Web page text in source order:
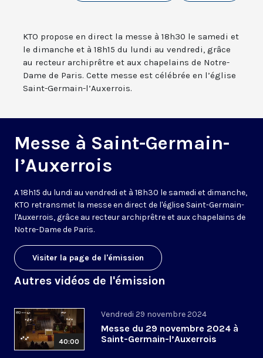
KTO propose en direct la messe à 18h30 le samedi et
le dimanche et à 18h15 du lundi au vendredi, grâce
au recteur archiprêtre et aux chapelains de Notre-
Dame de Paris. Cette messe est célébrée en l’église
Saint-Germain-l’Auxerrois.
Messe à Saint-Germain-
l’Auxerrois
A 18h15 du lundi au vendredi et à 18h30 le samedi et dimanche,
KTO retransmet la messe en direct de l'église Saint-Germain-
l'Auxerrois, grâce au recteur archiprêtre et aux chapelains de
Notre-Dame de Paris.
Visiter la page de l'émission
Autres vidéos de l'émission
40:00
Vendredi 29 novembre 2024
Messe du 29 novembre 2024 à
Saint-Germain-l’Auxerrois